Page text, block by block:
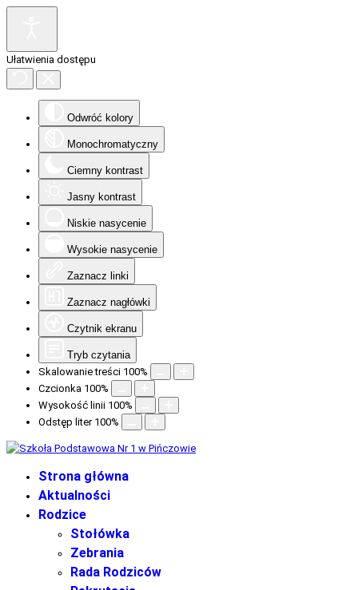
Ułatwienia dostępu
Odwróć kolory
Monochromatyczny
Ciemny kontrast
Jasny kontrast
Niskie nasycenie
Wysokie nasycenie
Zaznacz linki
Zaznacz nagłówki
Czytnik ekranu
Tryb czytania
Skalowanie treści 100%
Czcionka 100%
Wysokość linii 100%
Odstęp liter 100%
Strona główna
Aktualności
Rodzice
Stołówka
Zebrania
Rada Rodziców